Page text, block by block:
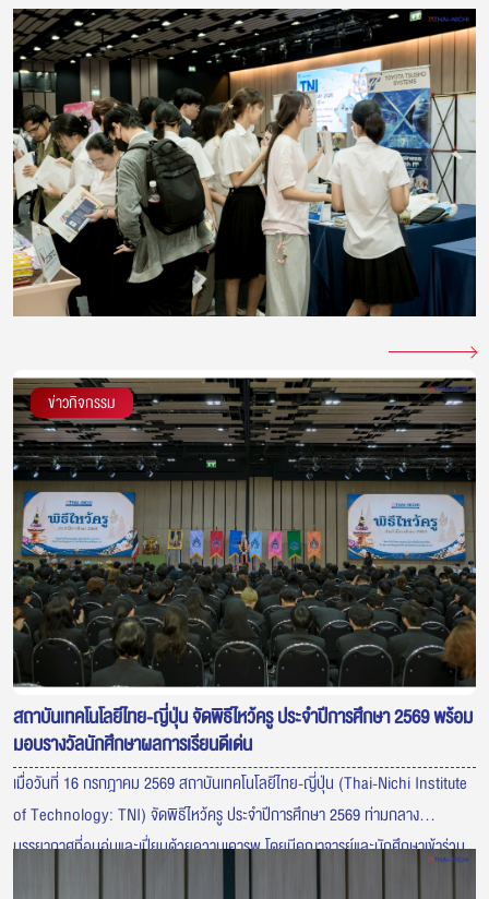
ข่าวกิจกรรม
สถาบันเทคโนโลยีไทย-ญี่ปุ่น จัดพิธีไหว้ครู ประจำปีการศึกษา 2569 พร้อม
มอบรางวัลนักศึกษาผลการเรียนดีเด่น
เมื่อวันที่ 16 กรกฎาคม 2569 สถาบันเทคโนโลยีไทย-ญี่ปุ่น (Thai-Nichi Institute
of Technology: TNI) จัดพิธีไหว้ครู ประจำปีการศึกษา 2569 ท่ามกลาง
บรรยากาศที่อบอุ่นและเปี่ยมด้วยความเคารพ โดยมีคณาจารย์และนักศึกษาเข้าร่วม